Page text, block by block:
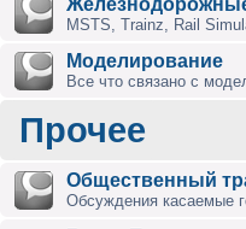
MSTS, Trainz, Rail
Моделирование
Все что связано с
Прочее
Общественный
Обсуждения касаемые